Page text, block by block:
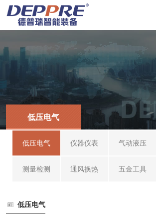
低压电气
低压电气 仪器仪表 气动液压
测量检测 通风换热 五金工具
低压电气